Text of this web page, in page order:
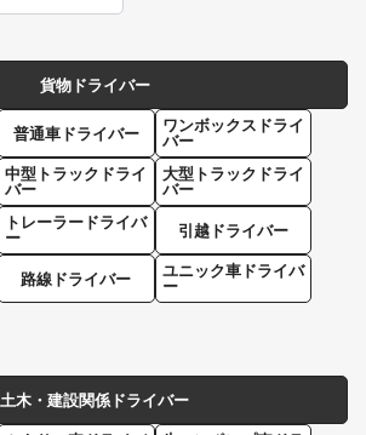
貨物ドライバー
普通車ドライバー
ワンボックスドライ
バー
中型トラックドライ
バー
大型トラックドライ
バー
トレーラードライバ
ー
引越ドライバー
路線ドライバー
ユニック車ドライバ
ー
土木・建設関係ドライバー